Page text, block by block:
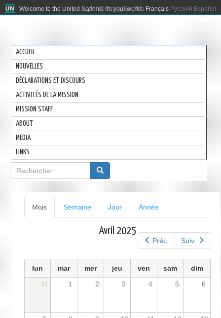
Welcome to the United Nations. It's your world.
العربية 简体中文 English Français Русский Español
ACCUEIL
NOUVELLES
DÉCLARATIONS ET DISCOURS
ACTIVITÉS DE LA MISSION
MISSION STAFF
ABOUT
MEDIA
LINKS
Formulaire
de
recherche
Onglets
principaux
Mois(onglet
actif)
Semaine Jour Année
Préc. Suiv.
Avril 2025
lun mar mer jeu ven sam
dim
31
1 2 3 4 5 6